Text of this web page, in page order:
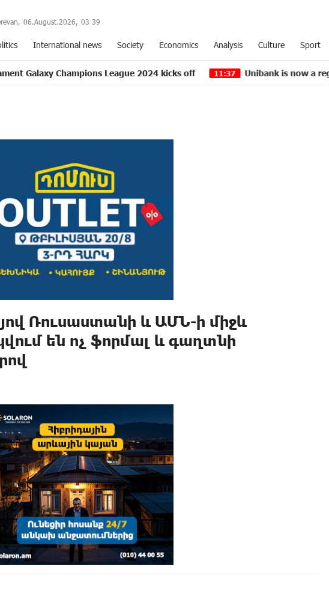
06.August.2026, 03 :39
International news Society Economics Analysis Culture Sport
League 2024 kicks off 11:37 Unibank is now a regular
Ռուսաստանի և ԱՄՆ-ի միջև
են ոչ ֆորմալ և գաղտնի